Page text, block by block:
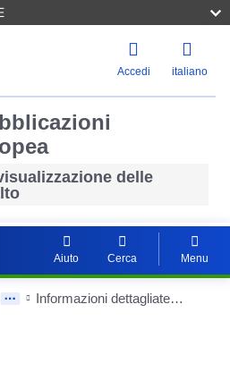
Accedi italiano
delle
Aiuto Cerca Menu
Informazioni dettagliate sull'appalto